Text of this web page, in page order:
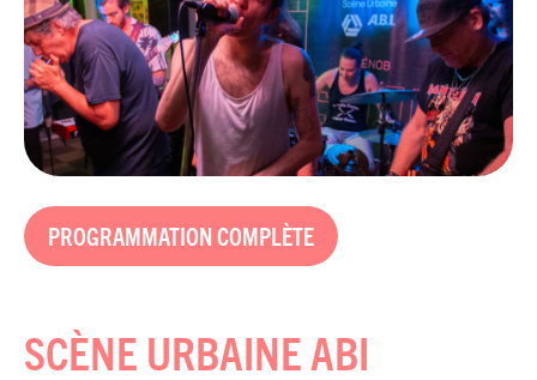
PROGRAMMATION COMPLÈTE
SCÈNE URBAINE ABI